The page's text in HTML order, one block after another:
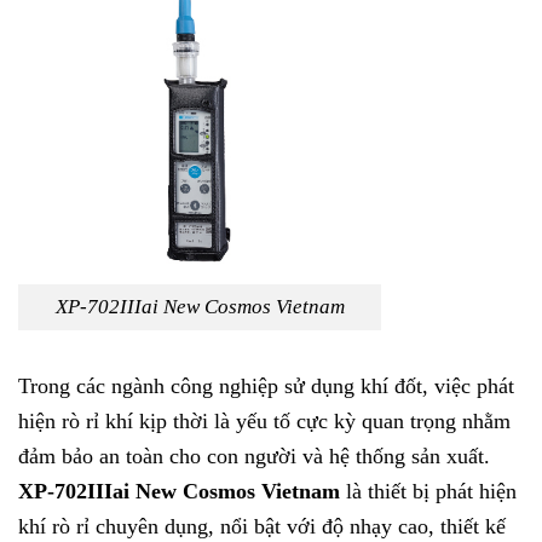
XP-702IIIai New Cosmos Vietnam
Trong các ngành công nghiệp sử dụng khí đốt, việc phát
hiện rò rỉ khí kịp thời là yếu tố cực kỳ quan trọng nhằm
đảm bảo an toàn cho con người và hệ thống sản xuất.
XP-702IIIai New Cosmos Vietnam là thiết bị phát hiện
khí rò rỉ chuyên dụng, nổi bật với độ nhạy cao, thiết kế